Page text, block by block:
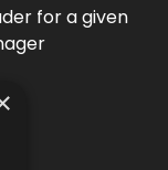
for a given